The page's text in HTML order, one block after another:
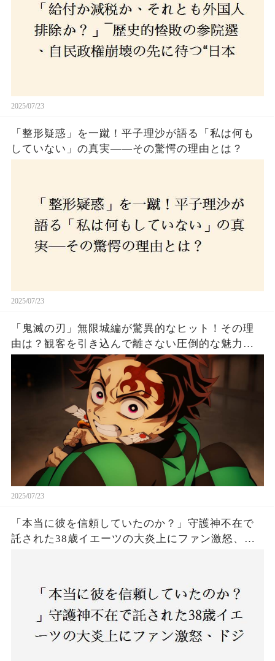
2025/07/23
「整形疑惑」を一蹴！平子理沙が語る「私は何も
していない」の真実——その驚愕の理由とは？
2025/07/23
「鬼滅の刃」無限城編が驚異的なヒット！その理
由は？観客を引き込んで離さない圧倒的な魅力と
2025/07/23
「本当に彼を信頼していたのか？」守護神不在で
託された38歳イエーツの大炎上にファン激怒、ド